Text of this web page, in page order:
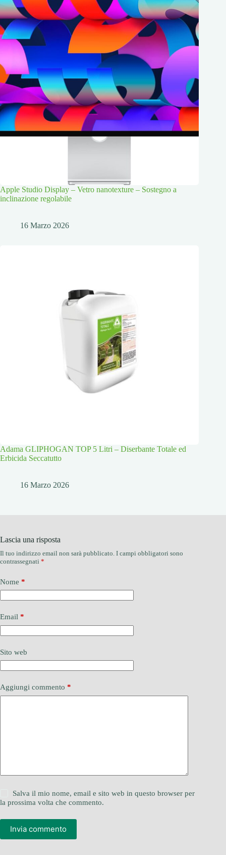
Apple Studio Display – Vetro nanotexture – Sostegno a
inclinazione regolabile
16 Marzo 2026
Adama GLIPHOGAN TOP 5 Litri – Diserbante Totale ed
Erbicida Seccatutto
16 Marzo 2026
Lascia una risposta
Il tuo indirizzo email non sarà pubblicato. I campi obbligatori sono
contrassegnati *
Nome *
Email *
Sito web
Aggiungi commento *
Salva il mio nome, email e sito web in questo browser per
la prossima volta che commento.
Invia commento